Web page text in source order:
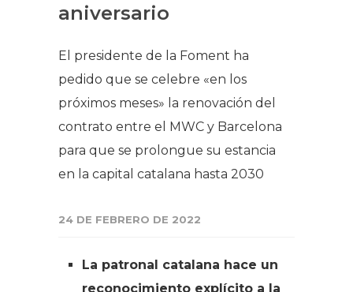
aniversario
El presidente de la Foment ha
pedido que se celebre «en los
próximos meses» la renovación del
contrato entre el MWC y Barcelona
para que se prolongue su estancia
en la capital catalana hasta 2030
24 DE FEBRERO DE 2022
La patronal catalana hace un
reconocimiento explícito a la